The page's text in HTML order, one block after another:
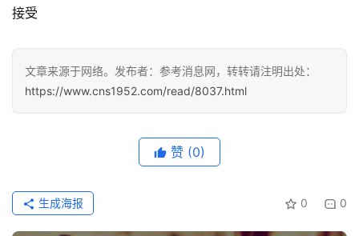
接受
文章来源于网络。发布者：参考消息网，转转请注明出处：
https://www.cns1952.com/read/8037.html
赞 (0)
0 0
生成海报